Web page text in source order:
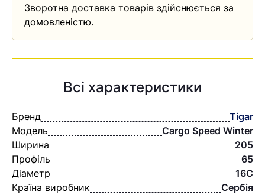
Зворотна доставка товарів здійснюється за
домовленістю.
Всі характеристики
Бренд
Tigar
Модель
Cargo Speed Winter
Ширина
205
Профіль
65
Діаметр
16C
Країна виробник
Сербія